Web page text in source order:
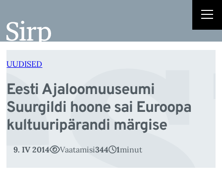
juurde
UUDISED
Eesti Ajaloomuuseumi
Suurgildi hoone sai Euroopa
kultuuripärandi märgise
9. IV 2014 Vaatamisi344 1minut